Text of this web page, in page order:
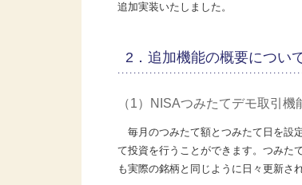
追加実装いたしました。
2．追加機能の概要につい
（1）NISAつみたてデモ取引機
毎月のつみたて額とつみたて日を設
て投資を行うことができます。つみた
も実際の銘柄と同じように日々更新さ